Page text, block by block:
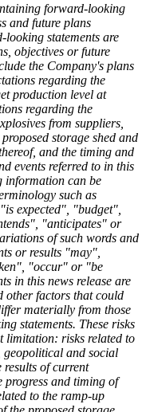
forward-looking
and future plans
statements are
objectives or future
the Company's plans
regarding the
production level at
regarding the
from suppliers,
storage shed and
and the timing and
events referred to in this
information can be
such as
expected", "budget",
"anticipates" or
of such words and
or results "may",
"occur" or "be
in this news release are
other factors that could
materially from those
statements. These risks
limitation: risks related to
geopolitical and social
of current
and timing of
to the ramp-up